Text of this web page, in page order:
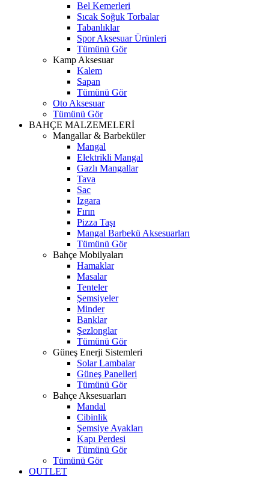
Bel Kemerleri
Sıcak Soğuk Torbalar
Tabanlıklar
Spor Aksesuar Ürünleri
Tümünü Gör
Kamp Aksesuar
Kalem
Sapan
Tümünü Gör
Oto Aksesuar
Tümünü Gör
BAHÇE MALZEMELERİ
Mangallar & Barbeküler
Mangal
Elektrikli Mangal
Gazlı Mangallar
Tava
Sac
Izgara
Fırın
Pizza Taşı
Mangal Barbekü Aksesuarları
Tümünü Gör
Bahçe Mobilyaları
Hamaklar
Masalar
Tenteler
Şemsiyeler
Minder
Banklar
Şezlonglar
Tümünü Gör
Güneş Enerji Sistemleri
Solar Lambalar
Güneş Panelleri
Tümünü Gör
Bahçe Aksesuarları
Mandal
Cibinlik
Şemsiye Ayakları
Kapı Perdesi
Tümünü Gör
Tümünü Gör
OUTLET